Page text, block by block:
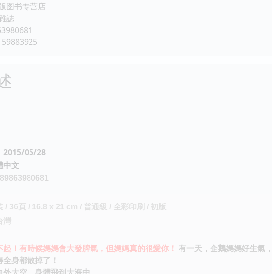
图书专营店
誌
2015/05/28
中文
/ 36頁 / 16.8 x 21 cm / 普通級 / 全彩印刷 / 初版
灣
起！有時候媽媽會大發脾氣，但媽媽真的很愛你！ 有一天，企鵝媽媽好生氣
身都散掉了！